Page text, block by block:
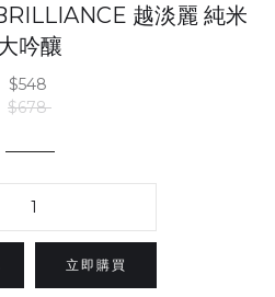
越淡麗 純米
吟釀
$548
$678
立即購買